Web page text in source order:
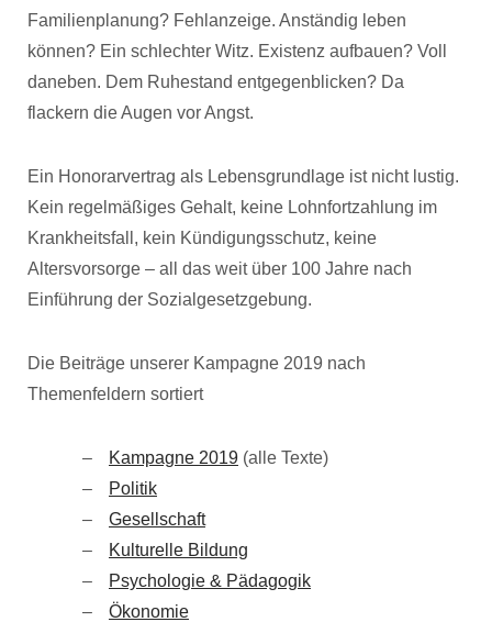
Familienplanung? Fehlanzeige. Anständig leben
können? Ein schlechter Witz. Existenz aufbauen? Voll
daneben. Dem Ruhestand entgegenblicken? Da
flackern die Augen vor Angst.
Ein Honorarvertrag als Lebensgrundlage ist nicht lustig.
Kein regelmäßiges Gehalt, keine Lohnfortzahlung im
Krankheitsfall, kein Kündigungsschutz, keine
Altersvorsorge – all das weit über 100 Jahre nach
Einführung der Sozialgesetzgebung.
Die Beiträge unserer Kampagne 2019 nach
Themenfeldern sortiert
Kampagne 2019 (alle Texte)
Politik
Gesellschaft
Kulturelle Bildung
Psychologie & Pädagogik
Ökonomie